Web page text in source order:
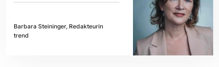
Barbara Steininger, Redakteurin
trend